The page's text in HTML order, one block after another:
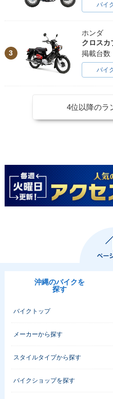
バイ
3
ホンダ
クロスカ
掲載台数
バイ
4位以降のラ
沖縄のバイクを
探す
バイクトップ
メーカーから探す
スタイルタイプから探す
バイクショップを探す